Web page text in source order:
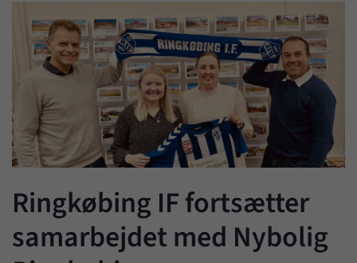
Ringkøbing IF fortsætter
samarbejdet med Nybolig